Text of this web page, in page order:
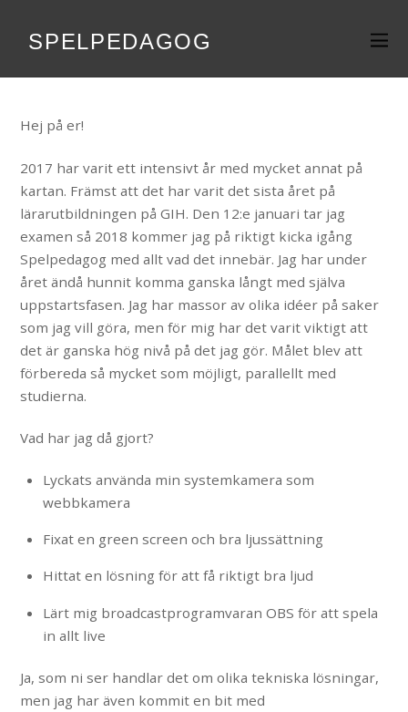
SPELPEDAGOG
Hej på er!
2017 har varit ett intensivt år med mycket annat på
kartan. Främst att det har varit det sista året på
lärarutbildningen på GIH. Den 12:e januari tar jag
examen så 2018 kommer jag på riktigt kicka igång
Spelpedagog med allt vad det innebär. Jag har under
året ändå hunnit komma ganska långt med själva
uppstartsfasen. Jag har massor av olika idéer på saker
som jag vill göra, men för mig har det varit viktigt att
det är ganska hög nivå på det jag gör. Målet blev att
förbereda så mycket som möjligt, parallellt med
studierna.
Vad har jag då gjort?
Lyckats använda min systemkamera som
webbkamera
Fixat en green screen och bra ljussättning
Hittat en lösning för att få riktigt bra ljud
Lärt mig broadcastprogramvaran OBS för att spela
in allt live
Ja, som ni ser handlar det om olika tekniska lösningar,
men jag har även kommit en bit med